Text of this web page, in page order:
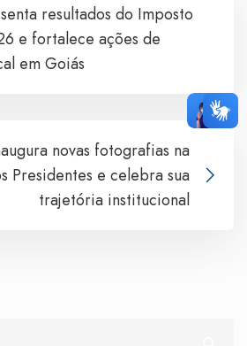
resultados do Imposto
e fortalece ações de
em Goiás
novas fotografias na
Presidentes e celebra sua
trajetória institucional